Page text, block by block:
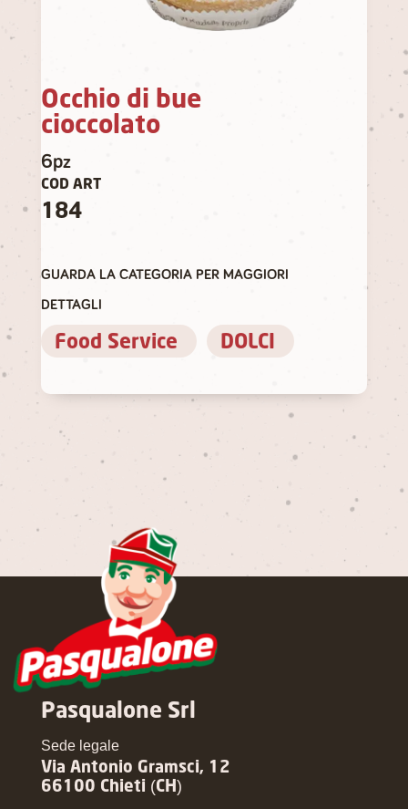
Occhio di bue
cioccolato
6pz
COD ART
184
GUARDA LA CATEGORIA PER MAGGIORI
DETTAGLI
Food Service DOLCI
Pasqualone Srl
Sede legale
Via Antonio Gramsci, 12
66100 Chieti (CH)